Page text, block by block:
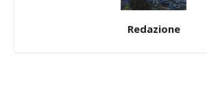
Redazione